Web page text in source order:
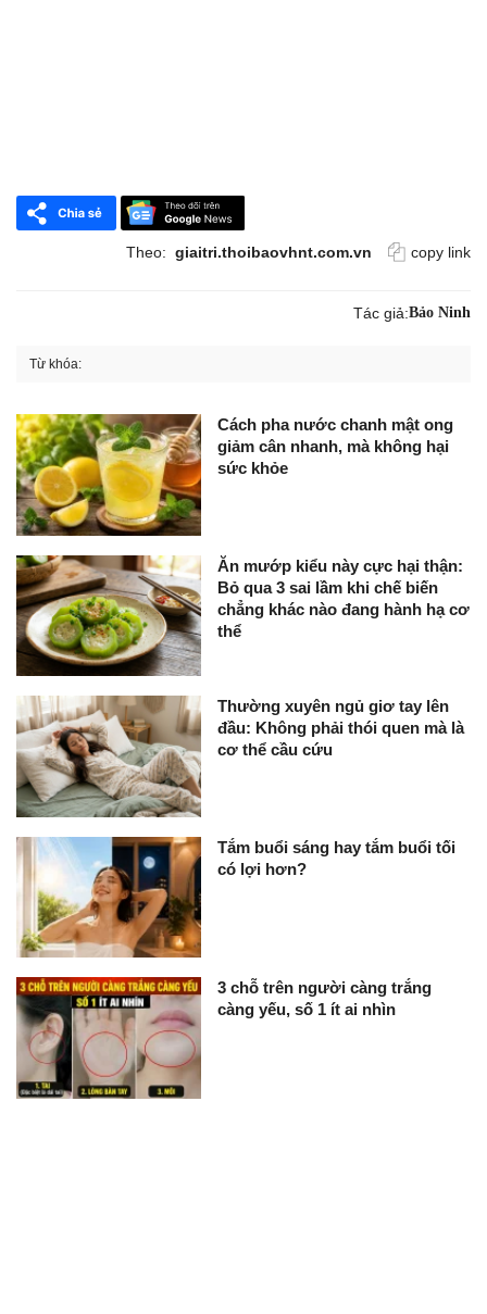
Theo: giaitri.thoibaovhnt.com.vn copy link
Tác giả:Bảo Ninh
Từ khóa:
Cách pha nước chanh mật ong
giảm cân nhanh, mà không hại
sức khỏe
Ăn mướp kiểu này cực hại thận:
Bỏ qua 3 sai lầm khi chế biến
chẳng khác nào đang hành hạ cơ
thể
Thường xuyên ngủ giơ tay lên
đầu: Không phải thói quen mà là
cơ thể cầu cứu
Tắm buổi sáng hay tắm buổi tối
có lợi hơn?
3 chỗ trên người càng trắng
càng yếu, số 1 ít ai nhìn